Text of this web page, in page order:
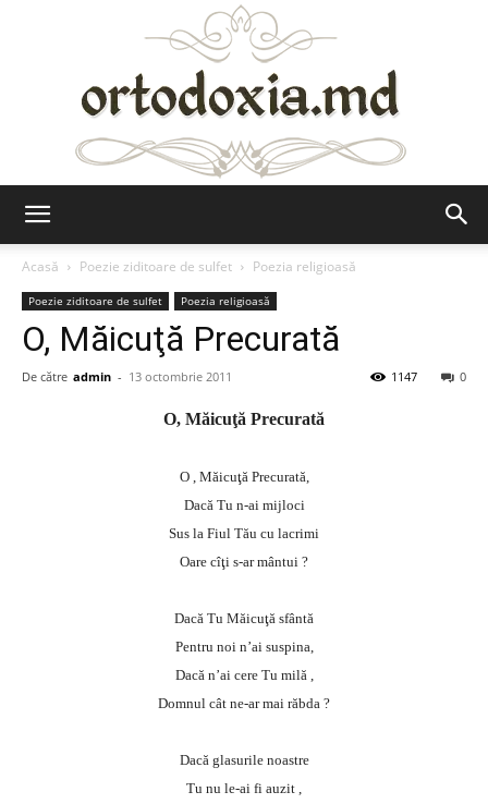
Acasă
Poezie ziditoare de sulfet Poezia religioasă
Poezie ziditoare de sulfet Poezia religioasă
O, Măicuţă Precurată
De către admin - 13 octombrie 2011 0
1147
O, Măicuţă Precurată
O , Măicuţă Precurată,
Dacă Tu n-ai mijloci
Sus la Fiul Tău cu lacrimi
Oare cîţi s-ar mântui ?
Dacă Tu Măicuţă sfântă
Pentru noi n’ai suspina,
Dacă n’ai cere Tu milă ,
Domnul cât ne-ar mai răbda ?
Dacă glasurile noastre
Tu nu le-ai fi auzit ,